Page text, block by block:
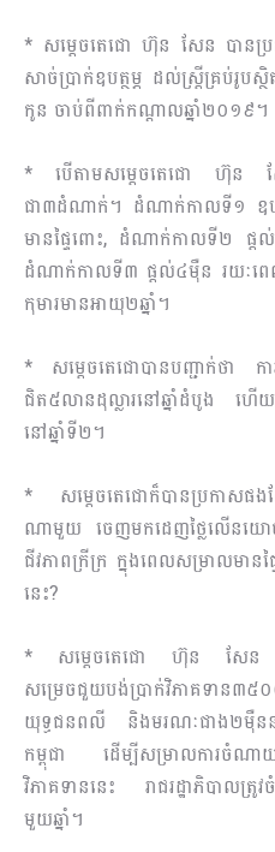
* សម្តេចតេជោ ហ៊ុន សែន បានប្រ
សាច់ប្រាក់ឧបត្ថម្ភ ដល់ស្រ្តីគ្រប់រូប
កូន ចាប់ពីពាក់កណ្តាលឆ្នាំ២០១៩។
* បើតាមសម្តេចតេជោ ហ៊ុន
ជា៣ដំណាក់។ ដំណាក់កាលទី១ ឧប
មានផ្ទៃពោះ, ដំណាក់កាលទី២ ផ្
ដំណាក់កាលទី៣ ផ្តល់៤ម៉ឺន រយៈ
កុមារមានអាយុ២ឆ្នាំ។
* សម្តេចតេជោបានបញ្ជាក់ថា ក
ជិត៥លានដុល្លារនៅឆ្នាំដំបូង ហើ
នៅឆ្នាំទី២។
* សម្តេចតេជោក៏បានប្រកាសផ
ណាមួយ ចេញមកដេញថ្លៃលើនយោប
ជីវភាពក្រីក្រ ក្នុងពេលសម្រាលមា
នេះ?
* សម្តេចតេជោ ហ៊ុន សែន បាន
សម្រេចជួយបង់ប្រាក់វិភាគទាន៣
យុទ្ធជនពលី និងមរណៈជាង២ម៉ឺន
កម្ពុជា ដើម្បីសម្រាលការចំណា
វិភាគទាននេះ រាជរដ្ឋាភិបាល
មួយឆ្នាំ។